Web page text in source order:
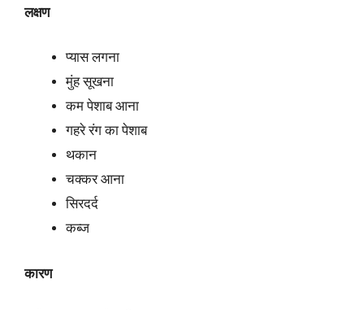
लक्षण
प्यास लगना
मुंह सूखना
कम पेशाब आना
गहरे रंग का पेशाब
थकान
चक्कर आना
सिरदर्द
कब्ज
कारण